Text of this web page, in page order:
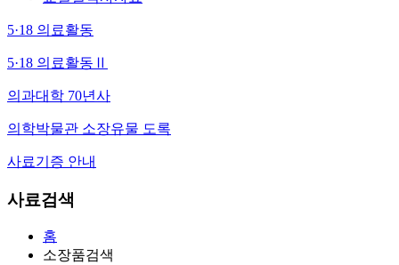
5·18 의료활동
5·18 의료활동Ⅱ
의과대학 70년사
의학박물관 소장유물 도록
사료기증 안내
사료검색
홈
소장품검색